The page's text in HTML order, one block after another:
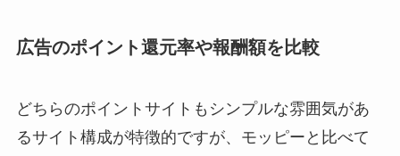
広告のポイント還元率や報酬額を比較
どちらのポイントサイトもシンプルな雰囲気があ
るサイト構成が特徴的ですが、モッピーと比べて